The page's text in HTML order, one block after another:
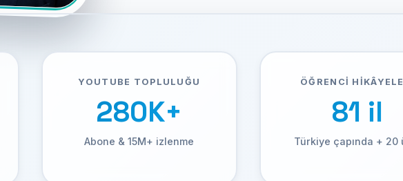
YOUTUBE TOPLULUĞU
280K+
Abone & 15M+ izlenme
ÖĞRENCI
81 il
Türkiye çapında + 20